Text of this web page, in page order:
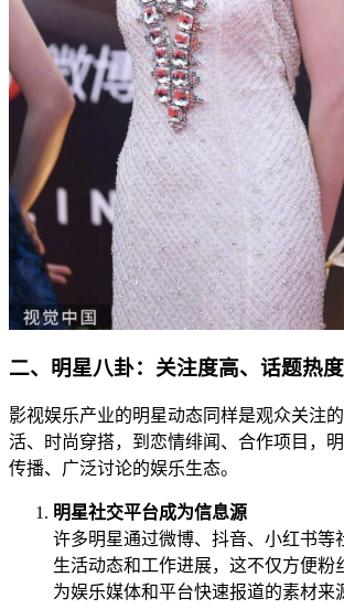
二、明星八卦：关注度高、话题热
影视娱乐产业的明星动态同样是观众关注
活、时尚穿搭，到恋情绯闻、合作项目，
传播、广泛讨论的娱乐生态。
明星社交平台成为信息源
许多明星通过微博、抖音、小红书等
生活动态和工作进展，这不仅方便粉
为娱乐媒体和平台快速报道的素材来